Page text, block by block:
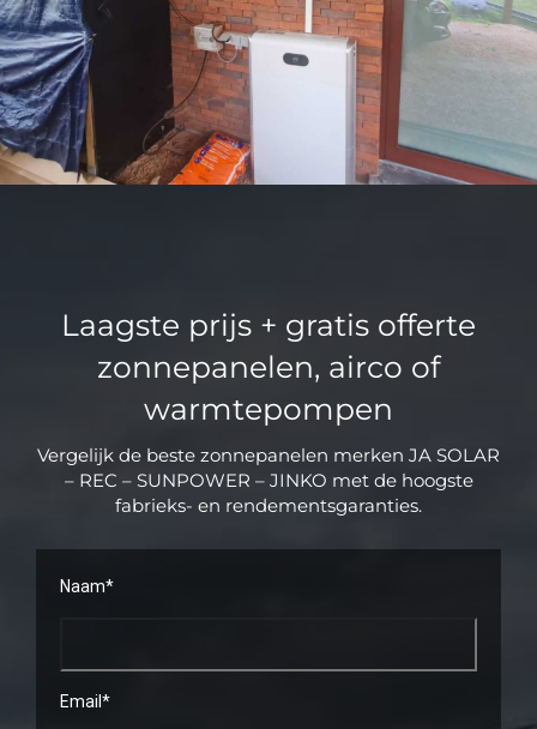
Laagste prijs + gratis offerte
zonnepanelen, airco of
warmtepompen
Vergelijk de beste zonnepanelen merken JA SOLAR
– REC – SUNPOWER – JINKO met de hoogste
fabrieks- en rendementsgaranties.
Naam*
Email*